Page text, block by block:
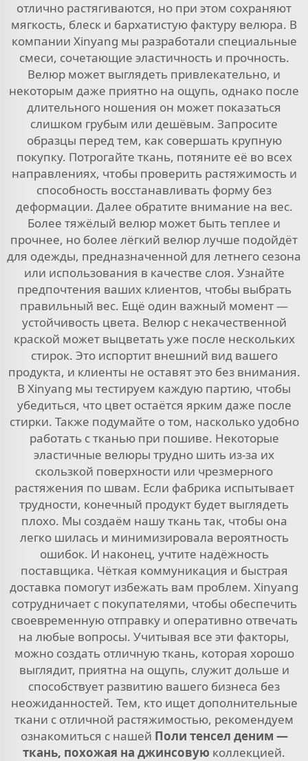
отлично растягиваются, но при этом сохраняют
мягкость, блеск и бархатистую фактуру велюра. В
компании Xinyang мы разработали специальные
смеси, сочетающие эластичность и прочность.
Велюр может выглядеть привлекательно, и
некоторым даже приятно на ощупь, однако после
длительного ношения он может показаться
слишком грубым или дешёвым. Запросите
образцы перед тем, как совершать крупную
покупку. Потрогайте ткань, потяните её во всех
направлениях, чтобы проверить растяжимость и
способность восстанавливать форму без
деформации. Далее обратите внимание на вес.
Более тяжёлый велюр может быть теплее и
прочнее, но более лёгкий велюр лучше подойдёт
для одежды, предназначенной для летнего сезона
или использования в качестве слоя. Узнайте
предпочтения ваших клиентов, чтобы выбрать
правильный вес. Ещё один важный момент —
устойчивость цвета. Велюр с некачественной
краской может выцветать уже после нескольких
стирок. Это испортит внешний вид вашего
продукта, и клиенты не оставят это без внимания.
В Xinyang мы тестируем каждую партию, чтобы
убедиться, что цвет остаётся ярким даже после
стирки. Также подумайте о том, насколько удобно
работать с тканью при пошиве. Некоторые
эластичные велюры трудно шить из-за их
скользкой поверхности или чрезмерного
растяжения по швам. Если фабрика испытывает
трудности, конечный продукт будет выглядеть
плохо. Мы создаём нашу ткань так, чтобы она
легко шилась и минимизировала вероятность
ошибок. И наконец, учтите надёжность
поставщика. Чёткая коммуникация и быстрая
доставка помогут избежать вам проблем. Xinyang
сотрудничает с покупателями, чтобы обеспечить
своевременную отправку и оперативно отвечать
на любые вопросы. Учитывая все эти факторы,
можно создать отличную ткань, которая хорошо
выглядит, приятна на ощупь, служит дольше и
способствует развитию вашего бизнеса без
неожиданностей. Тем, кто ищет дополнительные
ткани с отличной растяжимостью, рекомендуем
ознакомиться с нашей Поли тенсел деним —
ткань, похожая на джинсовую коллекцией.